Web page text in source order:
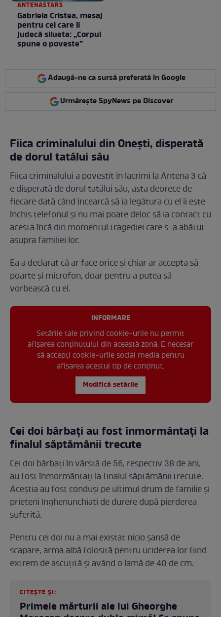
ANTENASTARS
Gabriela Cristea, mesaj
pentru cei care îi
judecă silueta: „Corpul
spune o poveste”
Adaugă-ne ca sursă preferată în Google
Urmărește SpyNews pe Discover
Fiica criminalului din Onești, disperată
de dorul tatălui său
Fiica criminalului a povestit în lacrimi la Antena 3 că
e disperată de dorul tatălui său, asta deorece de
fiecare dată când încearcă să ia legătura cu el îi este
închis telefonul și nu mai poate deloc să ia contact cu
acesta încă din momentul tragediei care s-a abătut
asupra familiei lor.
Ea a declarat că ar face orice și chiar ar accepta să
poarte și microfon, doar pentru a putea să
vorbească cu el.
INFORMARE
Setările tale privind cookie-urile nu permit
afișarea conținutului din această zonă. E necesar
să accepți cookie-urile social media pentru
afisarea acestui tip de conținut.
Modifică setările
Cei doi bărbați au fost înmormântați la
finalul săptămânii trecute
Cei doi bărbați în vârstă de 56, respectiv 38 de ani,
au fost înmormântați la finalul săptămânii trecute.
Aceștia au fost conduși pe ultimul drum de familie și
prieteni înghenunchiați de durere după pierderea
suferită.
Pentru cei doi nu a mai existat nicio șansă de
scapare, arma albă folosită pentru uciderea lor fiind
extrem de ascuțită și având o lamă de 40 de cm.
CITEȘTE ȘI:
Primele mărturii ale lui Gheorghe